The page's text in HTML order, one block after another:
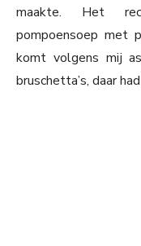
maakte. Het
pompoensoep met
komt volgens mij
bruschetta’s, daar